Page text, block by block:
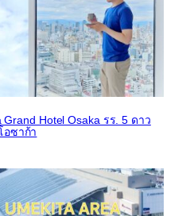
Hotel Osaka รร. 5 ดาว
อซาก้า